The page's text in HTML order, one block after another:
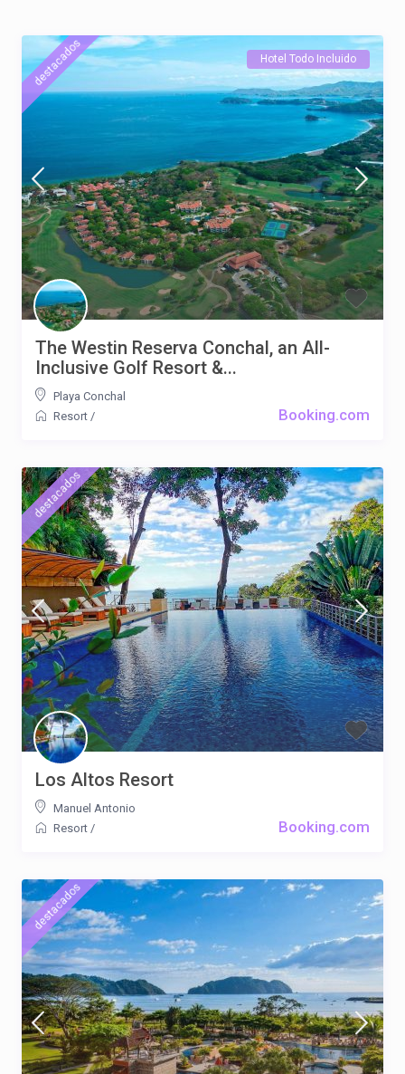
destacados Hotel Todo Incluido
Booking.com
The Westin Reserva Conchal, an All-
Inclusive Golf Resort &...
Playa Conchal
Resort /
destacados
Booking.com
Los Altos Resort
Manuel Antonio
Resort /
destacados